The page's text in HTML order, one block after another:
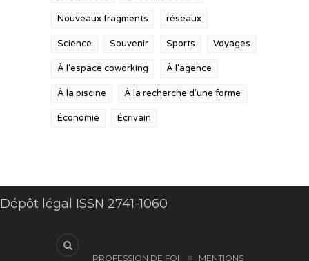
Nouveaux fragments réseaux
Science Souvenir Sports Voyages
À l'espace coworking À l'agence
À la piscine À la recherche d'une forme
Économie Écrivain
Dépôt légal ISSN 2741-1060
PROFESSION DE FOI MENTIONS